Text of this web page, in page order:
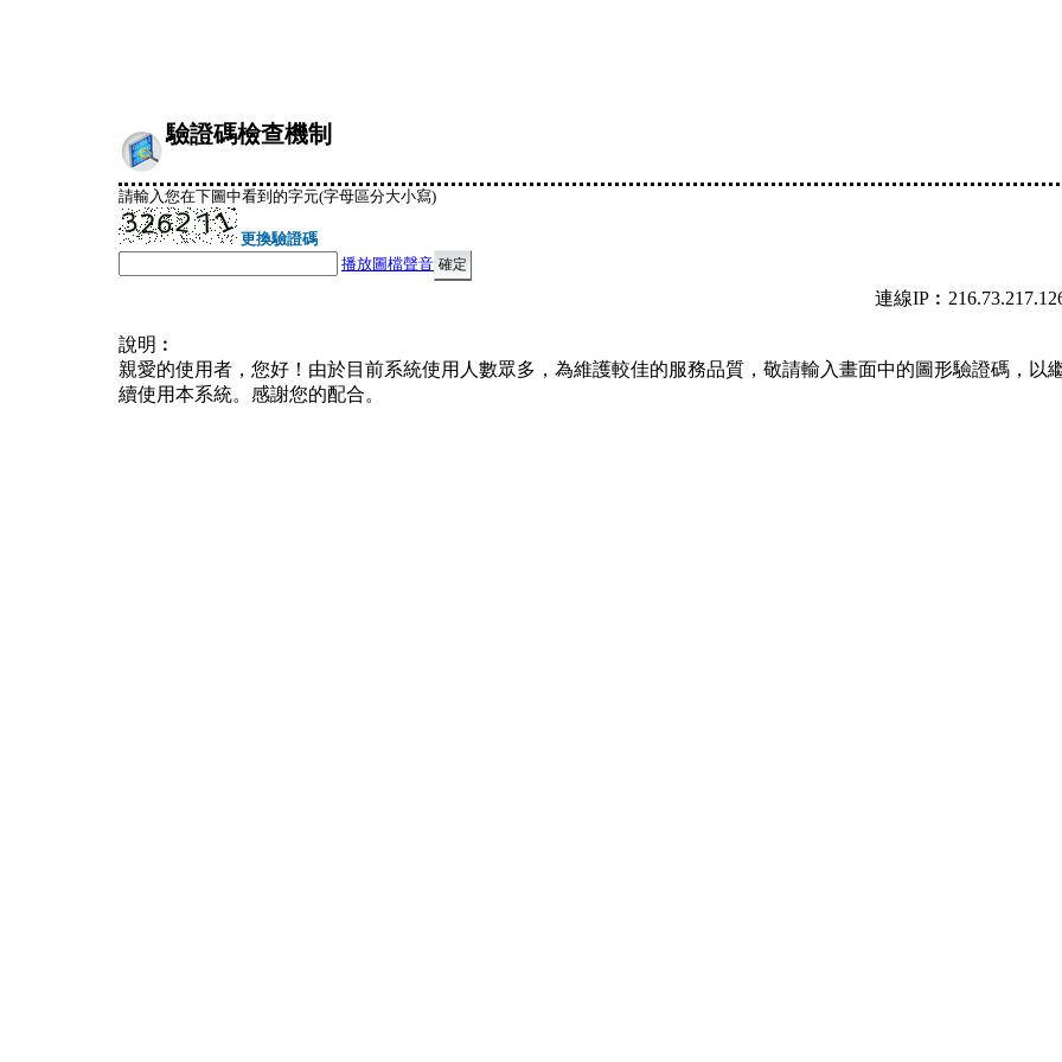
驗證碼檢查機制
請輸入您在下圖中看到的字元(字母區分大小寫)
更換驗證碼
播放圖檔聲音
連線
說明︰
親愛的使用者，您好！由於目前系統使用人數眾多，為維護較佳的服務品質，敬請輸入畫面中的圖形驗證碼，以
續使用本系統。感謝您的配合。